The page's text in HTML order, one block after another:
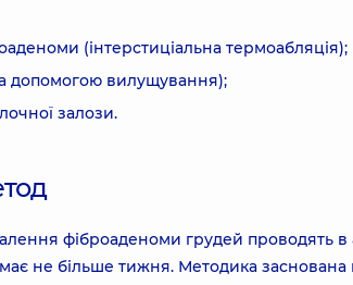
(інтерстиціальна термоабляція);
допомогою вилущування);
залози.
фіброаденоми грудей проводять
не більше тижня. Методика заснована